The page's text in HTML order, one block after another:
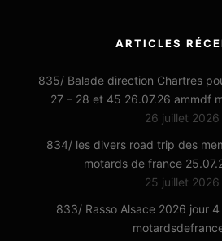
ARTICLES
835/ Balade direction Chartres
27 – 28 et 45 26.07.26 ammdf
26 juillet 2026
834/ les divers road trip des
motards de france
25 juillet 2026
833/ Rasso Alsace 2026 jour